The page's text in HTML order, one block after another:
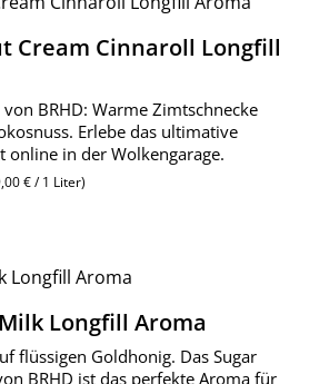
Cream Cinnaroll Longfill
BRHD: Warme Zimtschnecke
Erlebe das ultimative
online in der Wolkengarage.
€ / 1 Liter)
Longfill Aroma
flüssigen Goldhonig. Das Sugar
BRHD ist das perfekte Aroma für